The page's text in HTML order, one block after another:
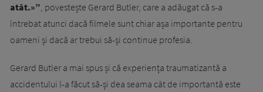
atât.»”, povestește Gerard Butler, care a adăugat că s-a
întrebat atunci dacă filmele sunt chiar așa importante pentru
oameni și dacă ar trebui să-și continue profesia.
Gerard Butler a mai spus și că experiența traumatizantă a
accidentului l-a făcut să-și dea seama cât de importantă este